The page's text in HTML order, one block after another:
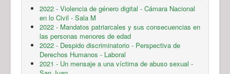
2022 - Violencia de género digital - Cámara Nacional
en lo Civil - Sala M
2022 - Mandatos patriarcales y sus consecuencias en
las personas menores de edad
2022 - Despido discriminatorio - Perspectiva de
Derechos Humanos - Laboral
2021 - Un mensaje a una víctima de abuso sexual -